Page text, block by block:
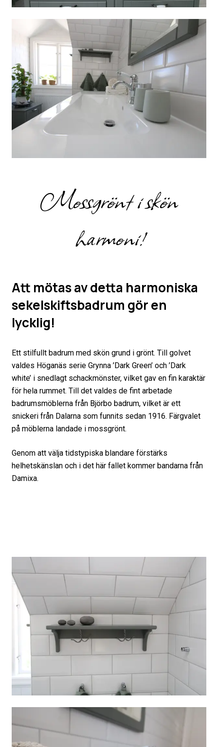
Mossgrönt i skön
harmoni!
Att mötas av detta harmoniska
sekelskiftsbadrum gör en
lycklig!
Ett stilfullt badrum med skön grund i grönt. Till golvet
valdes Höganäs serie Grynna ’Dark Green’ och ’Dark
white’ i snedlagt schackmönster, vilket gav en fin karaktär
för hela rummet. Till det valdes de fint arbetade
badrumsmöblerna från Björbo badrum, vilket är ett
snickeri från Dalarna som funnits sedan 1916. Färgvalet
på möblerna landade i mossgrönt.
Genom att välja tidstypiska blandare förstärks
helhetskänslan och i det här fallet kommer bandarna från
Damixa.